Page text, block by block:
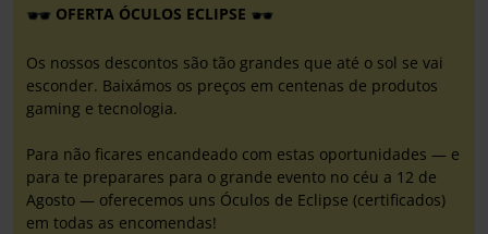
OFERTA ÓCULOS ECLIPSE
Os nossos descontos são tão grandes que até o sol se vai
esconder. Baixámos os preços em centenas de produtos
gaming e tecnologia.
Para não ficares encandeado com estas oportunidades — e
para te preparares para o grande evento no céu a 12 de
Agosto — oferecemos uns Óculos de Eclipse (certificados)
em todas as encomendas!